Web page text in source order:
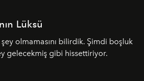
Lüksü
olmamasını bilirdik. Şimdi boşluk
gelecekmiş gibi hissettiriyor.